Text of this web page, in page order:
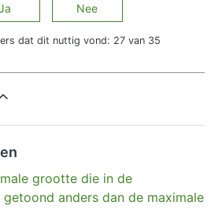
Nee
dat dit nuttig vond: 27 van 35
grootte die in de
anders dan de maximale